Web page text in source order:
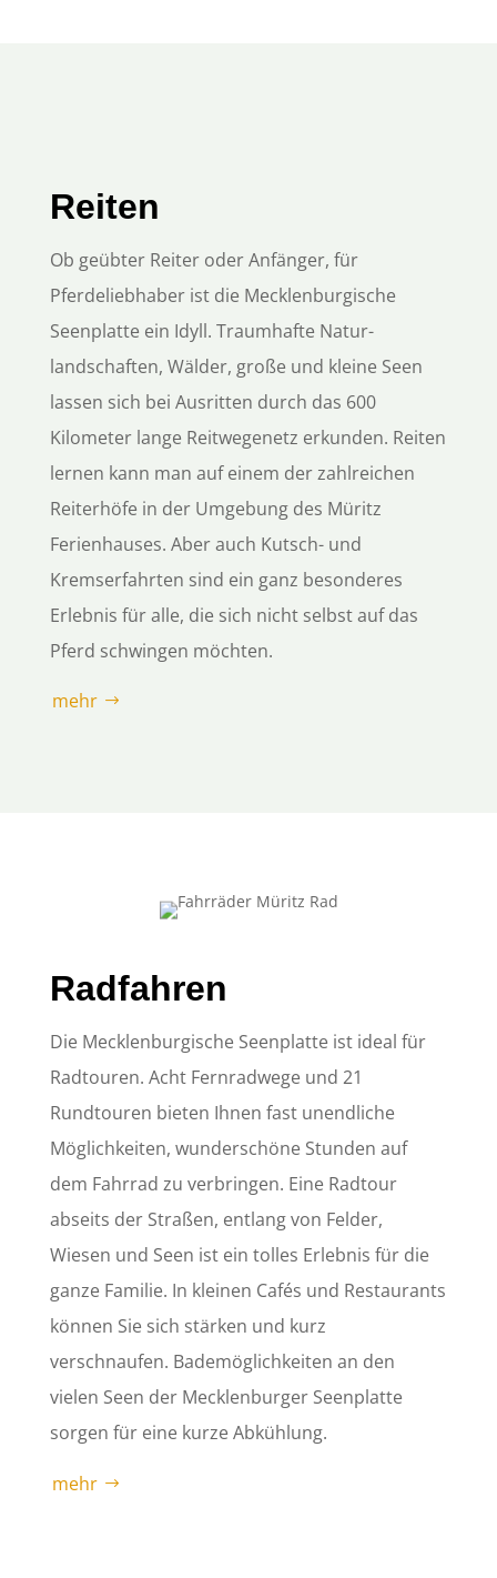
Reiten
Ob geübter Reiter oder Anfänger, für
Pferdeliebhaber ist die Mecklenburgische
Seenplatte ein Idyll. Traumhafte Natur-
landschaften, Wälder, große und kleine Seen
lassen sich bei Ausritten durch das 600
Kilometer lange Reitwegenetz erkunden. Reiten
lernen kann man auf einem der zahlreichen
Reiterhöfe in der Umgebung des Müritz
Ferienhauses. Aber auch Kutsch- und
Kremserfahrten sind ein ganz besonderes
Erlebnis für alle, die sich nicht selbst auf das
Pferd schwingen möchten.
mehr
Radfahren
Die Mecklenburgische Seenplatte ist ideal für
Radtouren. Acht Fernradwege und 21
Rundtouren bieten Ihnen fast unendliche
Möglichkeiten, wunderschöne Stunden auf
dem Fahrrad zu verbringen. Eine Radtour
abseits der Straßen, entlang von Felder,
Wiesen und Seen ist ein tolles Erlebnis für die
ganze Familie. In kleinen Cafés und Restaurants
können Sie sich stärken und kurz
verschnaufen. Bademöglichkeiten an den
vielen Seen der Mecklenburger Seenplatte
sorgen für eine kurze Abkühlung.
mehr